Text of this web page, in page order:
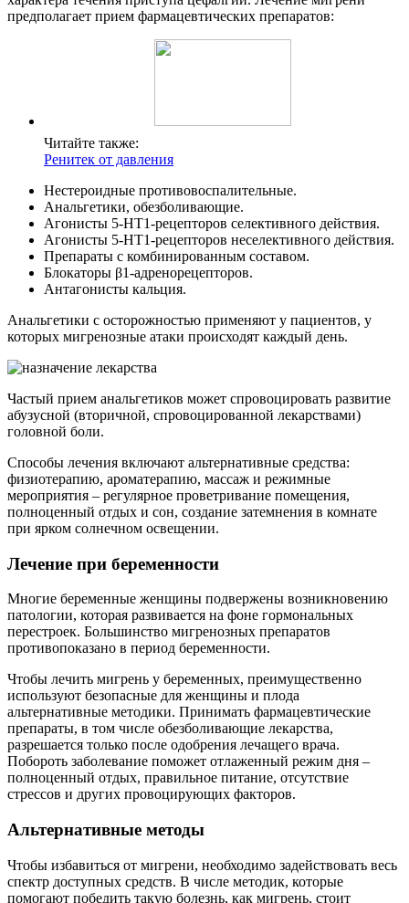
предполагает прием фармацевтических препаратов:
Читайте также:
Ренитек от давления
Нестероидные противовоспалительные.
Анальгетики, обезболивающие.
Агонисты 5-НТ1-рецепторов селективного действия.
Агонисты 5-НТ1-рецепторов неселективного действия.
Препараты с комбинированным составом.
Блокаторы β1-адренорецепторов.
Антагонисты кальция.
Анальгетики с осторожностью применяют у пациентов, у
которых мигренозные атаки происходят каждый день.
Частый прием анальгетиков может спровоцировать развитие
абузусной (вторичной, спровоцированной лекарствами)
головной боли.
Способы лечения включают альтернативные средства:
физиотерапию, ароматерапию, массаж и режимные
мероприятия – регулярное проветривание помещения,
полноценный отдых и сон, создание затемнения в комнате
при ярком солнечном освещении.
Лечение при беременности
Многие беременные женщины подвержены возникновению
патологии, которая развивается на фоне гормональных
перестроек. Большинство мигренозных препаратов
противопоказано в период беременности.
Чтобы лечить мигрень у беременных, преимущественно
используют безопасные для женщины и плода
альтернативные методики. Принимать фармацевтические
препараты, в том числе обезболивающие лекарства,
разрешается только после одобрения лечащего врача.
Побороть заболевание поможет отлаженный режим дня –
полноценный отдых, правильное питание, отсутствие
стрессов и других провоцирующих факторов.
Альтернативные методы
Чтобы избавиться от мигрени, необходимо задействовать весь
спектр доступных средств. В числе методик, которые
помогают победить такую болезнь, как мигрень, стоит